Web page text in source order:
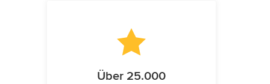
Über 25.000